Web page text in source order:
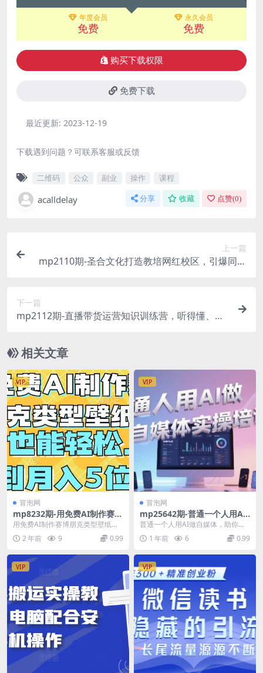
年度会员
免费
永久会员
免费
购买下载权限
免费下载
最近更新: 2023-12-19
下载遇到问题？可联系客服或反馈
二维码 公众 副业 操作 课程
acalldelay 分享 收藏 点赞(0)
上一篇
mp2110期-圣合文化打造教培网红校区，引爆同城
同城精准招生。)
下一篇
mp2112期-直播带货运营知识训练营，听得懂、用
现0-1的飞跃(全面解析直播带货运营知识，助你实
现0-1的飞跃)
相关文章
VIP
冒泡网
mp8232期-用免费AI制作赛博
朋克类型壁纸，小白轻松上
用免费AI制作赛博朋克类型壁纸，
小白轻松上手，达到月入4位数【揭
秘】 今天给大家...
2 年前 9 0.99
VIP
冒泡网
mp25642期-普通一个人用AI
做自媒体，助你轻松开启AI自
普通一个人用AI做自媒体，助你轻
松开启AI自媒体创作之路 课程介
绍： 带来的“普...
1 年前 6 0.99
VIP VIP